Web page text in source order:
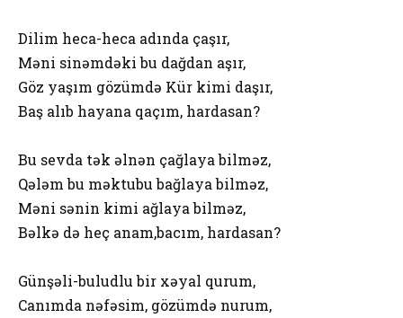
Dilim heca-heca adında çaşır,
Məni sinəmdəki bu dağdan aşır,
Göz yaşım gözümdə Kür kimi daşır,
Baş alıb hayana qaçım, hardasan?
Bu sevda tək əlnən çağlaya bilməz,
Qələm bu məktubu bağlaya bilməz,
Məni sənin kimi ağlaya bilməz,
Bəlkə də heç anam,bacım, hardasan?
Günşəli-buludlu bir xəyal qurum,
Canımda nəfəsim, gözümdə nurum,